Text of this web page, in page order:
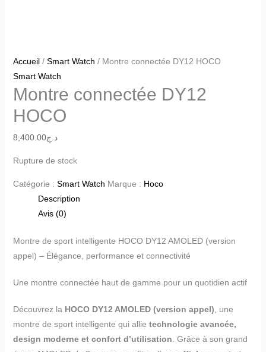
Accueil/ Smart Watch / Montre connectée DY12 HOCO
Smart Watch
Montre connectée DY12
HOCO
د.ج8,400.00
Rupture de stock
Catégorie : Smart Watch Marque : Hoco
Description
Avis (0)
Montre de sport intelligente HOCO DY12 AMOLED (version
appel) – Élégance, performance et connectivité
Une montre connectée haut de gamme pour un quotidien actif
Découvrez la HOCO DY12 AMOLED (version appel) , une
montre de sport intelligente qui allie technologie avancée,
design moderne et confort d’utilisation . Grâce à son grand